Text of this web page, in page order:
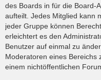
des Boards in für die Board-
aufteilt. Jedes Mitglied kann
jeder Gruppe können
erleichtert es den
Benutzer auf einmal zu
Moderatoren eines Bereichs
einem nichtöffentlichen